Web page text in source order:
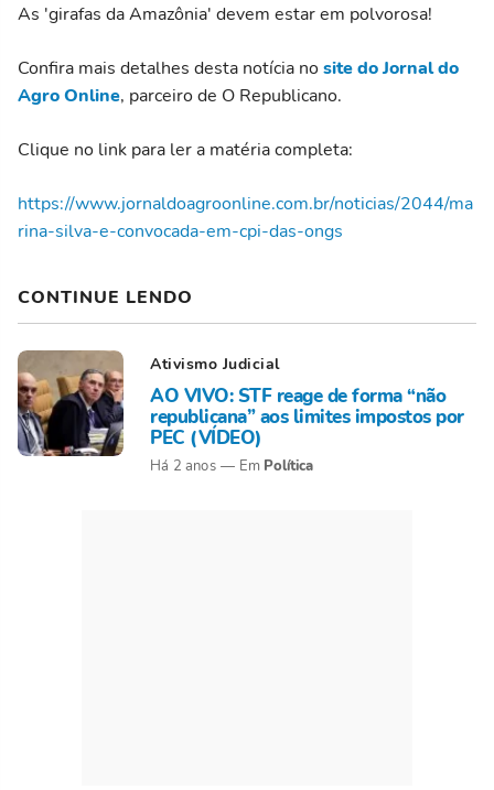
As 'girafas da Amazônia' devem estar em polvorosa!
Confira mais detalhes desta notícia nosite do Jornal do
Agro Online, parceiro de O Republicano.
Clique no link para ler a matéria completa:
https://www.jornaldoagroonline.com.br/noticias/2044/ma
rina-silva-e-convocada-em-cpi-das-ongs
CONTINUE LENDO
Ativismo Judicial
AO VIVO: STF reage de forma “não
republicana” aos limites impostos por
PEC (VÍDEO)
Há 2 anos Política